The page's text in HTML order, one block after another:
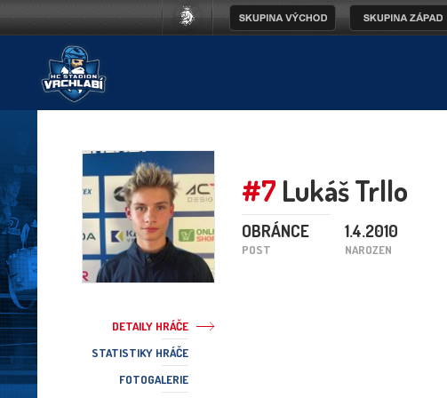
#7 Lukáš Trllo
OBRÁNCE
POST
1.4.2010
NAROZEN
DETAILY HRÁČE
STATISTIKY HRÁČE
FOTOGALERIE